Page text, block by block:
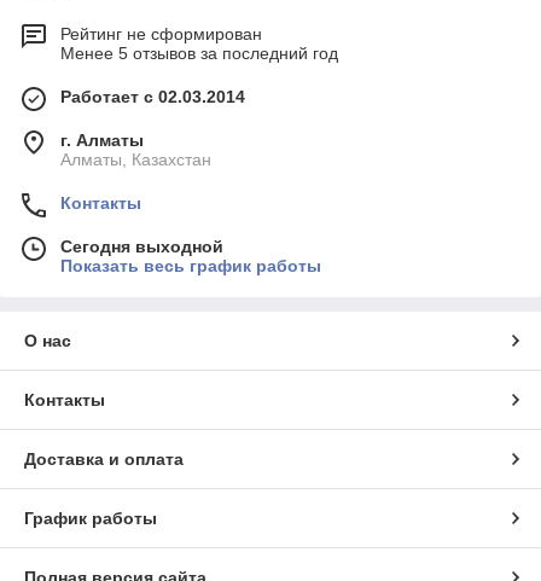
Рейтинг не сформирован
Менее 5 отзывов за последний год
Работает с 02.03.2014
г. Алматы
Алматы, Казахстан
Контакты
Сегодня выходной
Показать весь график работы
О нас
Контакты
Доставка и оплата
График работы